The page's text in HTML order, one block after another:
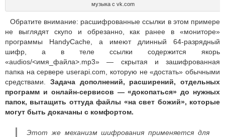
музыка с vk.com
Обратите внимание: расшифрованные ссылки в этом примере
не выглядят скупо и обрезанно, как ранее в «мониторе»
программы HandyCache, а имеют длинный 64-разрядный
шифр, а в теле ссылки содержится якорь
«audios/<имя_файла>.mp3» — скрытая и зашифрованная
папка на сервере userapi.com, которую не «достать» обычными
средствами. Задача дополнений, расширений, отдельных
программ и онлайн-сервисов — «докопаться» до нужных
папок, вытащить оттуда файлы «на свет божий», которые
могут быть докачаны с комфортом.
Этот же механизм шифрования применяется для